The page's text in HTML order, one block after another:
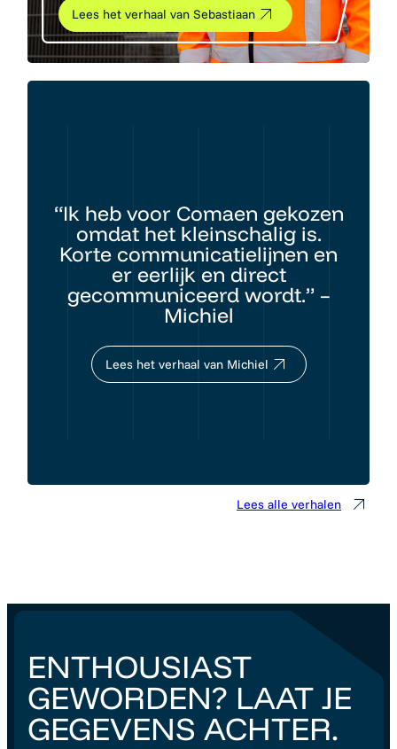
Lees het verhaal van Sebastiaan
“Ik heb voor Comaen gekozen
omdat het kleinschalig is.
Korte communicatielijnen en
er eerlijk en direct
gecommuniceerd wordt.” –
Michiel
Lees het verhaal van Michiel
Lees alle verhalen
ENTHOUSIAST
GEWORDEN? LAAT JE
GEGEVENS ACHTER.